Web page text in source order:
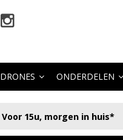
DRONES ONDERDELEN
Voor 15u, morgen in huis*